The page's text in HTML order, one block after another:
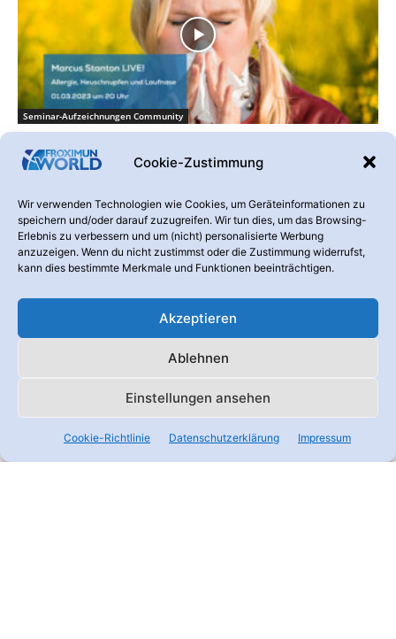
Cookie-Zustimmung
Wir verwenden Technologien wie Cookies, um Geräteinformationen zu
speichern und/oder darauf zuzugreifen. Wir tun dies, um das Browsing-
Erlebnis zu verbessern und um (nicht) personalisierte Werbung
anzuzeigen. Wenn du nicht zustimmst oder die Zustimmung widerrufst,
kann dies bestimmte Merkmale und Funktionen beeinträchtigen.
Akzeptieren
Ablehnen
Einstellungen ansehen
Cookie-Richtlinie Datenschutzerklärung Impressum
Seminar-Aufzeichnungen Community
Allergie, Heuschnupfen und Laufnase /
LIVE mit Marcus Stanton – 01.03.2023
https://vimeo.com/803985655/f3fa10b1b2 Alle Jahre wieder
verfolgen uns die saisonalen und die ständigen Allergien. In der
Allgemeinheit gelten diese meist als unumkehrbar und gesetzt. Doch
wieso kann...